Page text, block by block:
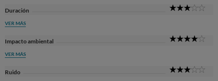
Duración
VER MÁS
Impacto ambiental
VER MÁS
Ruido